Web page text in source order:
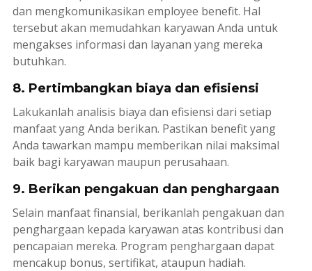
dan mengkomunikasikan employee benefit. Hal
tersebut akan memudahkan karyawan Anda untuk
mengakses informasi dan layanan yang mereka
butuhkan.
8. Pertimbangkan biaya dan efisiensi
Lakukanlah analisis biaya dan efisiensi dari setiap
manfaat yang Anda berikan. Pastikan benefityang
Anda tawarkan mampu memberikan nilai maksimal
baik bagi karyawan maupun perusahaan.
9. Berikan pengakuan dan penghargaan
Selain manfaat finansial, berikanlah pengakuan dan
penghargaan kepada karyawan atas kontribusi dan
pencapaian mereka. Program penghargaan dapat
mencakup bonus, sertifikat, ataupun hadiah.